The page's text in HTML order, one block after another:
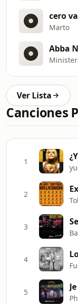
cero
Marto
Abba
Ver Lista
Canciones
1
2
3
4
5